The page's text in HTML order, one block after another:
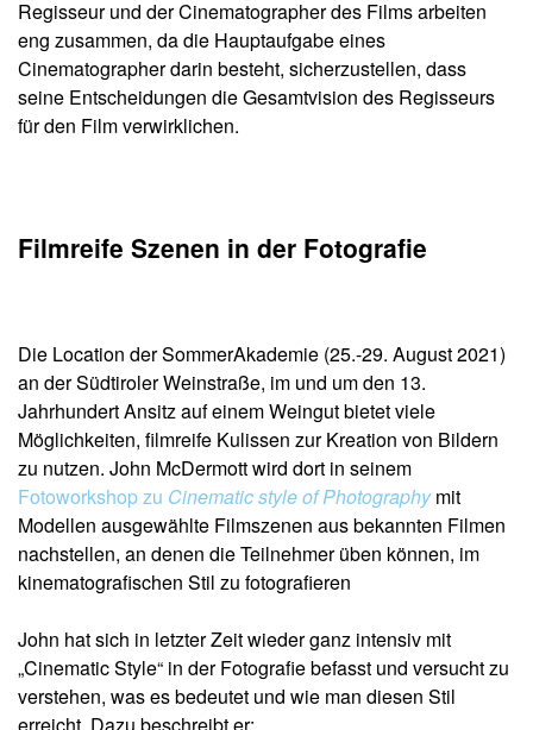
Regisseur und der Cinematographer des Films arbeiten
eng zusammen, da die Hauptaufgabe eines
Cinematographer darin besteht, sicherzustellen, dass
seine Entscheidungen die Gesamtvision des Regisseurs
für den Film verwirklichen.
Filmreife Szenen in der Fotografie
Die Location der SommerAkademie (25.-29. August 2021)
an der Südtiroler Weinstraße, im und um den 13.
Jahrhundert Ansitz auf einem Weingut bietet viele
Möglichkeiten, filmreife Kulissen zur Kreation von Bildern
zu nutzen. John McDermott wird dort in seinem
Fotoworkshop zu Cinematic style of Photography mit
Modellen ausgewählte Filmszenen aus bekannten Filmen
nachstellen, an denen die Teilnehmer üben können, im
kinematografischen Stil zu fotografieren
John hat sich in letzter Zeit wieder ganz intensiv mit
„Cinematic Style“ in der Fotografie befasst und versucht zu
verstehen, was es bedeutet und wie man diesen Stil
erreicht. Dazu beschreibt er: